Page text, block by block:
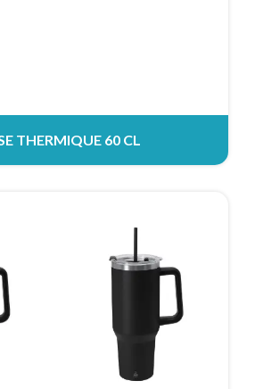
THERMIQUE 60 CL